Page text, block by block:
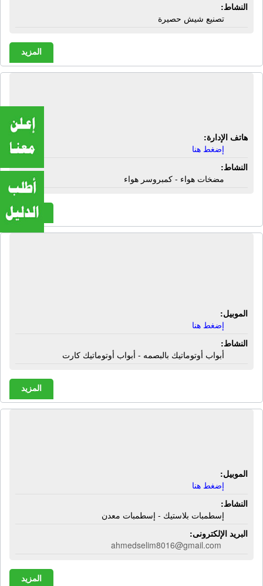
النشاط:
تصنيع شيش حصيرة
المزيد
هاتف الإدارة:
إضغط هنا
النشاط:
مضخات هواء - كمبروسر هواء
المزيد
الموبيل:
إضغط هنا
النشاط:
أبواب أوتوماتيك بالبصمه - أبواب أوتوماتيك كارت
المزيد
الموبيل:
إضغط هنا
النشاط:
إسطمبات بلاستيك - إسطمبات معدن
البريد الإلكترونى:
ahmedselim8016@gmail.com
المزيد